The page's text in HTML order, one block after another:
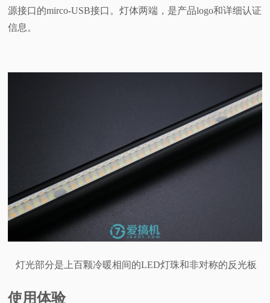
源接口的mirco-USB接口。灯体两端，是产品logo和详细认证
信息。
灯光部分是上百颗冷暖相间的LED灯珠和非对称的反光板
使用体验